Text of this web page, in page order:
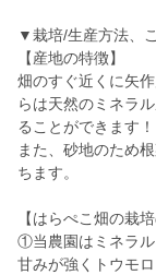
▼栽培/生産方法、
【産地の特徴】
畑のすぐ近くに矢
らは天然のミネラ
ることができます！
また、砂地のため
ちます。
【はらぺこ畑の栽
①当農園はミネラル
甘みが強くトウモ